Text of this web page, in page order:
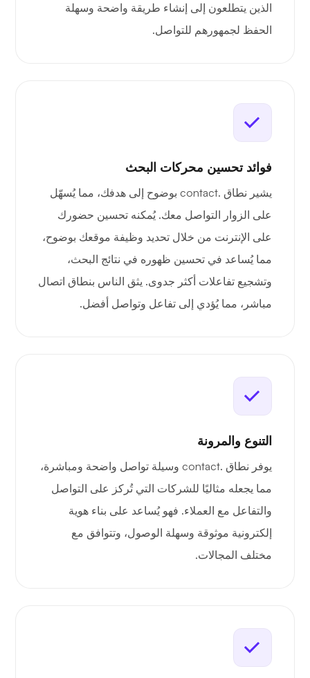
الذين يتطلعون إلى إنشاء طريقة واضحة وسهلة
الحفظ لجمهورهم للتواصل.
فوائد تحسين محركات البحث
يشير نطاق .contact بوضوح إلى هدفك، مما يُسهّل
على الزوار التواصل معك. يُمكنه تحسين حضورك
على الإنترنت من خلال تحديد وظيفة موقعك بوضوح،
مما يُساعد في تحسين ظهوره في نتائج البحث،
وتشجيع تفاعلات أكثر جدوى. يثق الناس بنطاق اتصال
مباشر، مما يُؤدي إلى تفاعل وتواصل أفضل.
التنوع والمرونة
يوفر نطاق .contact وسيلة تواصل واضحة ومباشرة،
مما يجعله مثاليًا للشركات التي تُركز على التواصل
والتفاعل مع العملاء. فهو يُساعد على بناء هوية
إلكترونية موثوقة وسهلة الوصول، وتتوافق مع
مختلف المجالات.